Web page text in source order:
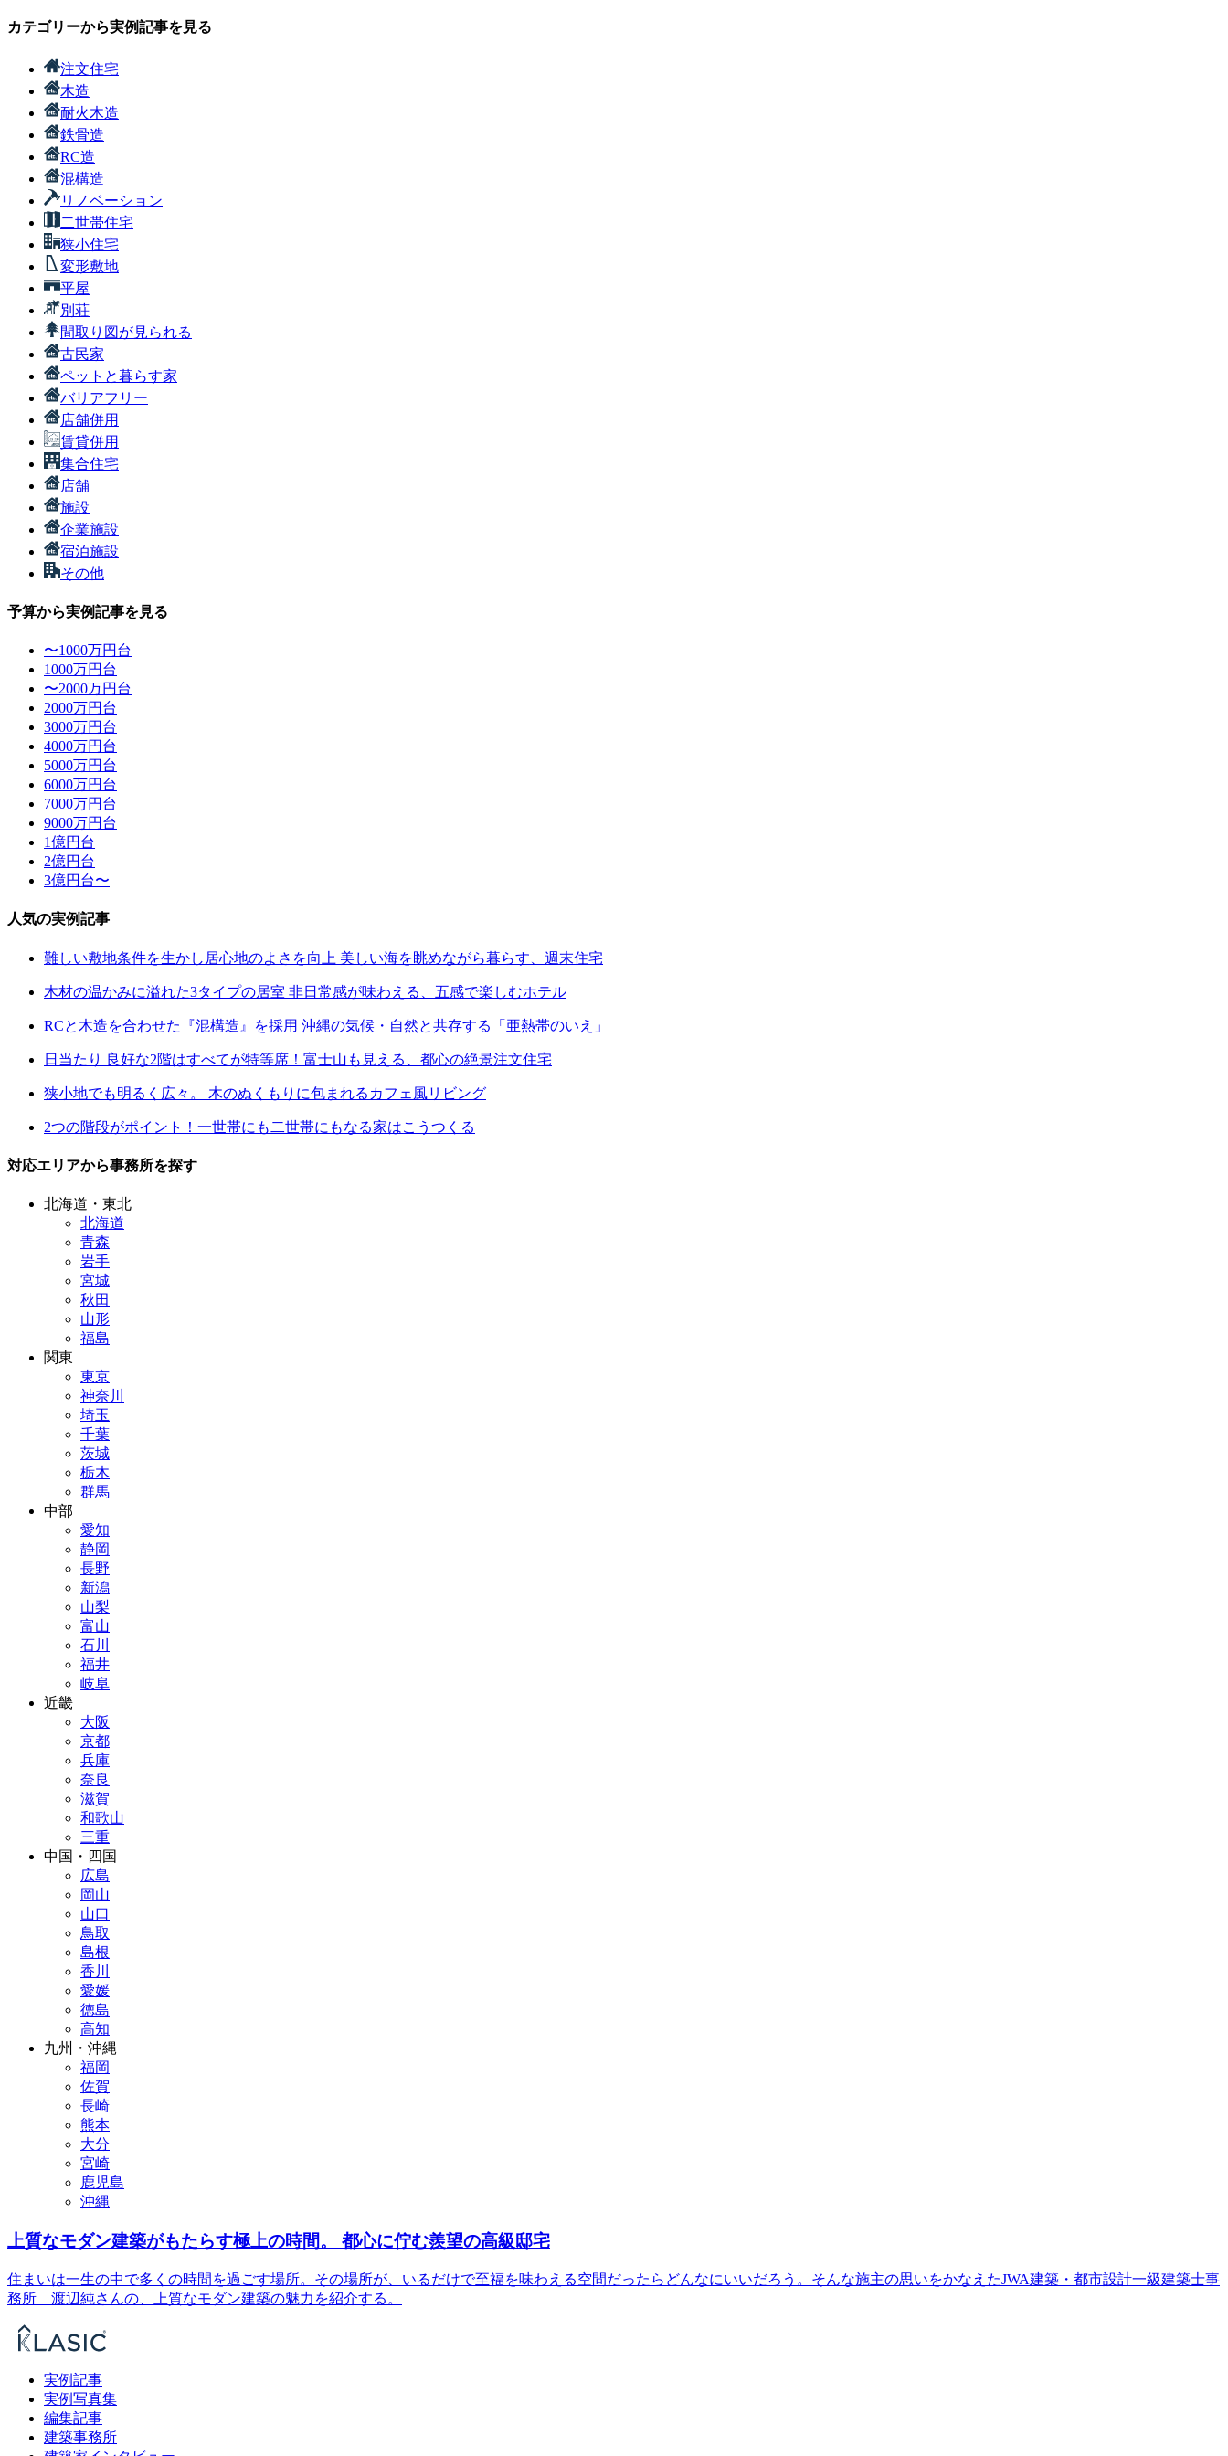
カテゴリーから実例記事を見る
注文住宅
木造
耐火木造
鉄骨造
RC造
混構造
リノベーション
二世帯住宅
狭小住宅
変形敷地
平屋
別荘
間取り図が見られる
古民家
ペットと暮らす家
バリアフリー
店舗併用
賃貸併用
集合住宅
店舗
施設
企業施設
宿泊施設
その他
予算から実例記事を見る
〜1000万円台
1000万円台
〜2000万円台
2000万円台
3000万円台
4000万円台
5000万円台
6000万円台
7000万円台
9000万円台
1億円台
2億円台
3億円台〜
人気の実例記事
難しい敷地条件を生かし居心地のよさを向上 美しい海を眺めながら暮らす、週末住宅
木材の温かみに溢れた3タイプの居室 非日常感が味わえる、五感で楽しむホテル
RCと木造を合わせた『混構造』を採用 沖縄の気候・自然と共存する「亜熱帯のいえ」
日当たり 良好な2階はすべてが特等席！富士山も見える、都心の絶景注文住宅
狭小地でも明るく広々。 木のぬくもりに包まれるカフェ風リビング
2つの階段がポイント！一世帯にも二世帯にもなる家はこうつくる
対応エリアから事務所を探す
北海道・東北
北海道
青森
岩手
宮城
秋田
山形
福島
関東
東京
神奈川
埼玉
千葉
茨城
栃木
群馬
中部
愛知
静岡
長野
新潟
山梨
富山
石川
福井
岐阜
近畿
大阪
京都
兵庫
奈良
滋賀
和歌山
三重
中国・四国
広島
岡山
山口
鳥取
島根
香川
愛媛
徳島
高知
九州・沖縄
福岡
佐賀
長崎
熊本
大分
宮崎
鹿児島
沖縄
上質なモダン建築がもたらす極上の時間。 都心に佇む羨望の高級邸宅
住まいは一生の中で多くの時間を過ごす場所。その場所が、いるだけで至福を味わえる空間だったらどんなにいいだろう。そんな施主の思いをかなえたJWA建築・都市設計一級建築士事
務所 渡辺純さんの、上質なモダン建築の魅力を紹介する。
実例記事
実例写真集
編集記事
建築事務所